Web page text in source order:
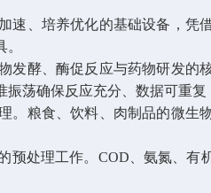
速、培养优化的基础设备，凭
发酵、酶促反应与药物研发
荡确保反应充分、数据可重复
。粮食、饮料、肉制品的微
预处理工作。 COD、氨氮、有